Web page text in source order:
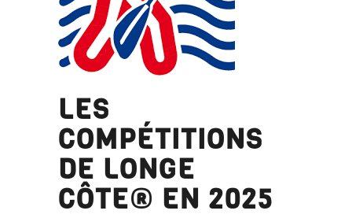
LES
COMPÉTITIONS
DE LONGE
CÔTE® EN 2025